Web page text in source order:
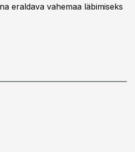
eraldava vahemaa läbimiseks